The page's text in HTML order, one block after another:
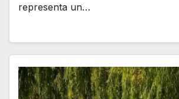
representa un…